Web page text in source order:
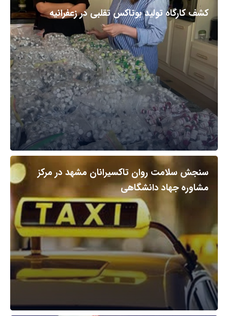
کشف کارگاه تولید بوتاکس تقلبی در زعفرانیه
سنجش سلامت روان تاکسیرانان مشهد در مرکز
مشاوره جهاد دانشگاهی